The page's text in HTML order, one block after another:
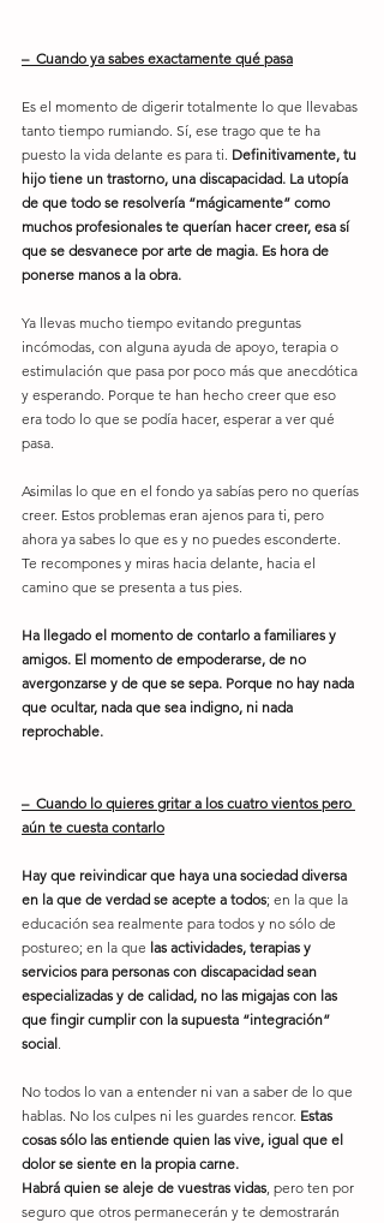
–  Cuando ya sabes exactamente qué pasa
Es el momento de digerir totalmente lo que llevabas
tanto tiempo rumiando. Sí, ese trago que te ha
puesto la vida delante es para ti. Definitivamente, tu
hijo tiene un trastorno, una discapacidad. La utopía
de que todo se resolvería “mágicamente” como
muchos profesionales te querían hacer creer, esa sí
que se desvanece por arte de magia. Es hora de
ponerse manos a la obra.
Ya llevas mucho tiempo evitando preguntas
incómodas, con alguna ayuda de apoyo, terapia o
estimulación que pasa por poco más que anecdótica
y esperando. Porque te han hecho creer que eso
era todo lo que se podía hacer, esperar a ver qué
pasa.
Asimilas lo que en el fondo ya sabías pero no querías
creer. Estos problemas eran ajenos para ti, pero
ahora ya sabes lo que es y no puedes esconderte.
Te recompones y miras hacia delante, hacia el
camino que se presenta a tus pies.
Ha llegado el momento de contarlo a familiares y
amigos. El momento de empoderarse, de no
avergonzarse y de que se sepa. Porque no hay nada
que ocultar, nada que sea indigno, ni nada
reprochable.
–  Cuando lo quieres gritar a los cuatro vientos pero
aún te cuesta contarlo
Hay que reivindicar que haya una sociedad diversa
en la que de verdad se acepte a todos; en la que la
educación sea realmente para todos y no sólo de
postureo; en la que las actividades, terapias y
servicios para personas con discapacidad sean
especializadas y de calidad, no las migajas con las
que fingir cumplir con la supuesta “integración”
social.
No todos lo van a entender ni van a saber de lo que
hablas. No los culpes ni les guardes rencor. Estas
cosas sólo las entiende quien las vive, igual que el
dolor se siente en la propia carne.
Habrá quien se aleje de vuestras vidas, pero ten por
seguro que otros permanecerán y te demostrarán